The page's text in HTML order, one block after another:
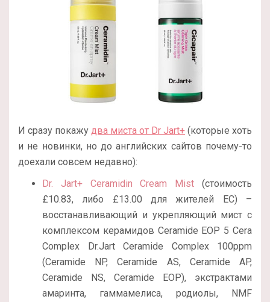
И сразу покажу два миста от Dr Jart+ (которые хоть
и не новинки, но до английских сайтов почему-то
доехали совсем недавно):
Dr. Jart+ Ceramidin Cream Mist (стоимость
£10.83, либо £13.00 для жителей ЕС) –
восстанавливающий и укрепляющий мист с
комплексом керамидов Ceramide EOP 5 Cera
Complex Dr.Jart Ceramide Complex 100ppm
(Ceramide NP, Ceramide AS, Ceramide AP,
Ceramide NS, Ceramide EOP), экстрактами
амаринта, гаммамелиса, родиолы, NMF